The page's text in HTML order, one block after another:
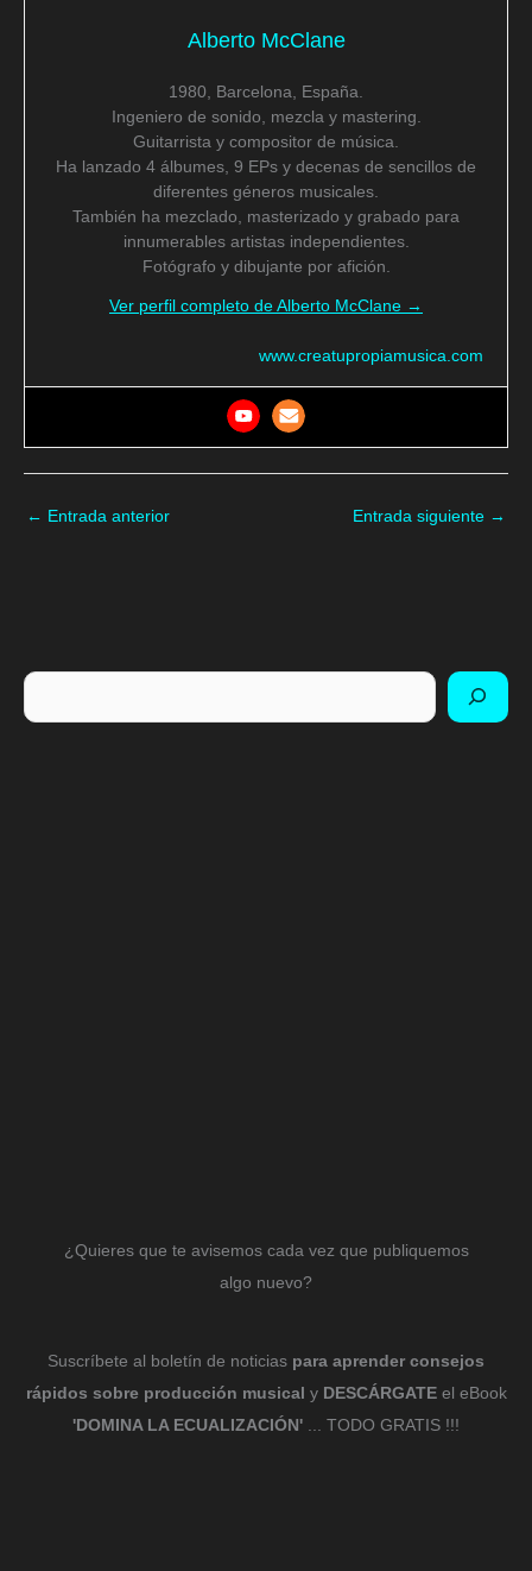
Alberto McClane
1980, Barcelona, España.
Ingeniero de sonido, mezcla y mastering.
Guitarrista y compositor de música.
Ha lanzado 4 álbumes, 9 EPs y decenas de sencillos de
diferentes géneros musicales.
También ha mezclado, masterizado y grabado para
innumerables artistas independientes.
Fotógrafo y dibujante por afición.
Ver perfil completo de Alberto McClane →
www.creatupropiamusica.com
← Entrada anterior Entrada siguiente →
Buscar
¿Quieres que te avisemos cada vez que publiquemos
algo nuevo?
Suscríbete al boletín de noticias para aprender consejos
rápidos sobre producción musical y DESCÁRGATEel eBook
'DOMINA LA ECUALIZACIÓN' ... TODO GRATIS !!!